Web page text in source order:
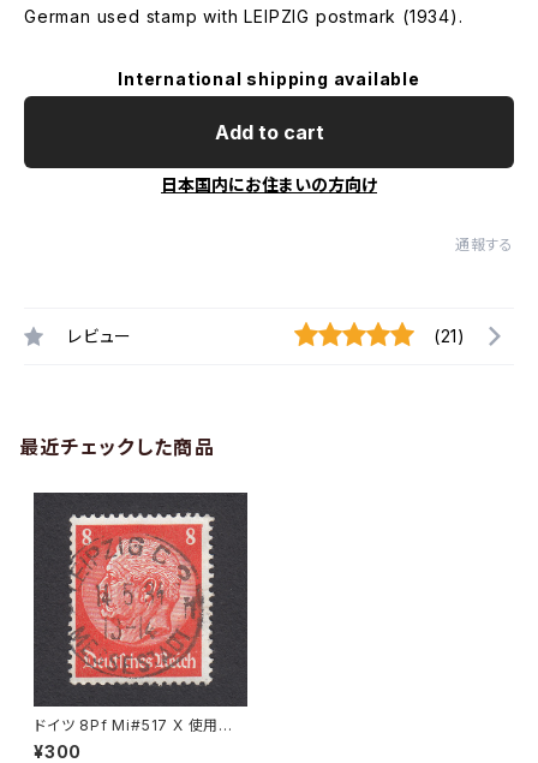
German used stamp with LEIPZIG postmark (1934).
International shipping available
Add to cart
日本国内にお住まいの方向け
通報する
レビュー (21)
最近チェックした商品
ドイツ 8Pf Mi#517 X 使用済
み切手｜LEIPZIG 14.5.1934
¥300